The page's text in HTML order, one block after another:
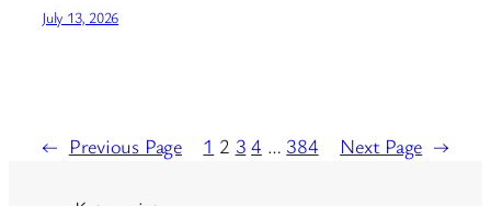
July 13, 2026
← Previous Page 1 2 3 4 … 384 Next Page →